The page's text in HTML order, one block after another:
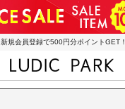
新規会員登録で500円分ポイントGET！